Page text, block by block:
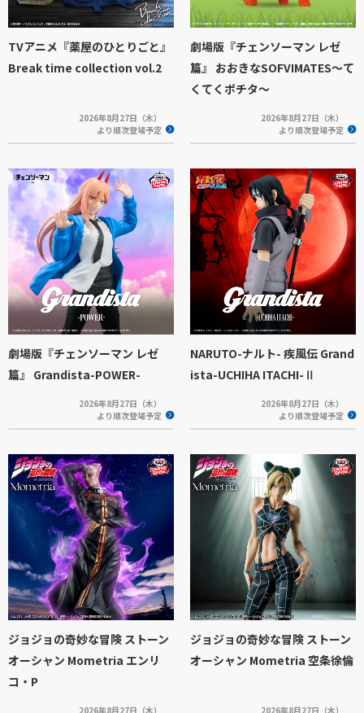
TVアニメ『薬屋のひとりごと』
Break time collection vol.2
2026年8月27日（木）
より順次登場予定
劇場版『チェンソーマン レゼ
篇』 おおきなSOFVIMATES～て
くてくポチタ～
2026年8月27日（木）
より順次登場予定
劇場版『チェンソーマン レゼ
篇』 Grandista-POWER-
2026年8月27日（木）
より順次登場予定
NARUTO-ナルト- 疾風伝 Grand
ista-UCHIHA ITACHI-Ⅱ
2026年8月27日（木）
より順次登場予定
ジョジョの奇妙な冒険 ストーン
オーシャン Mometria エンリ
コ・P
2026年8月27日（木）
ジョジョの奇妙な冒険 ストーン
オーシャン Mometria 空条徐倫
2026年8月27日（木）